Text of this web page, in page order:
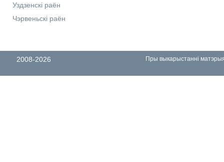
Уздзенскі раён
Чэрвеньскі раён
2008-2026 Пры выкарыстанні